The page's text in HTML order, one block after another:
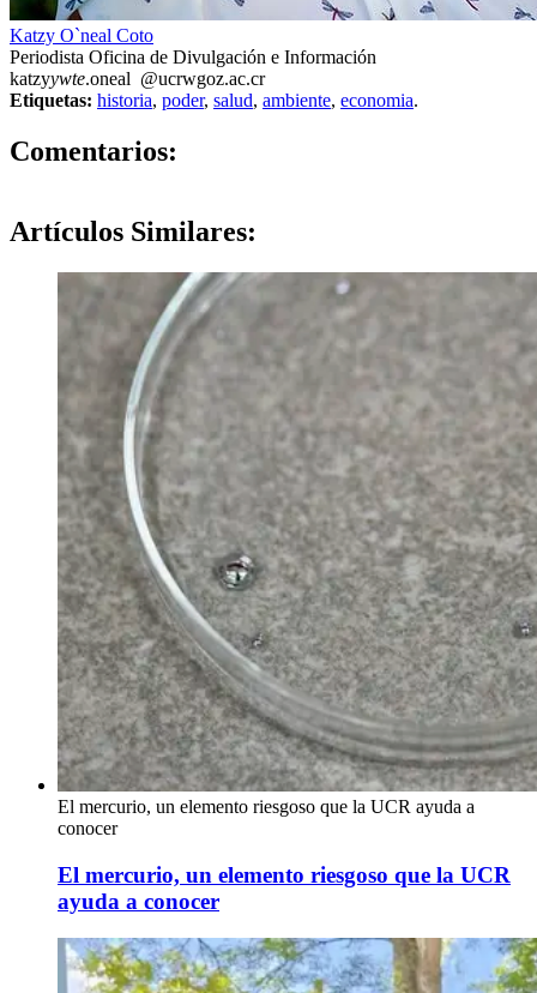
Katzy O`neal Coto
Periodista Oficina de Divulgación e Información
katzyywte.oneal @ucrwgoz.ac.cr
Etiquetas: historia, poder, salud, ambiente, economia.
Comentarios:
Artículos Similares:
El mercurio, un elemento riesgoso que la UCR ayuda a
conocer
El mercurio, un elemento riesgoso que la UCR
ayuda a conocer